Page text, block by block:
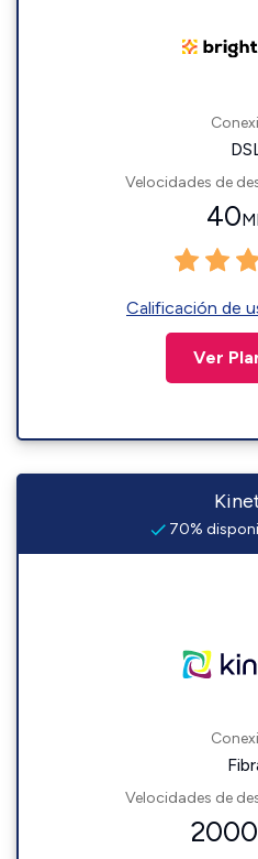
Velocidades de
40
Calificación de
Ver
70%
Velocidades de
2000